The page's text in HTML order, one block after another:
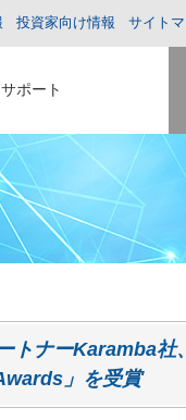
投資家向け情報 サイト
サポート
トナーKaramba社、
」を受賞